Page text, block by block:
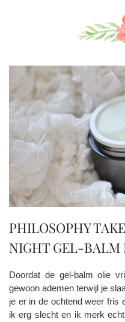
PHILOSOPHY
NIGHT GEL-BALM
Doordat de gel-balm olie
gewoon ademen terwijl je
je er in de ochtend weer fris
ik erg slecht en ik merk